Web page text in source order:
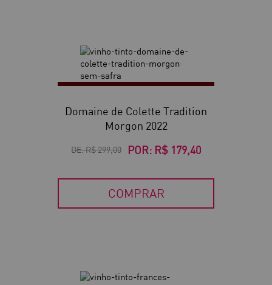
40
Domaine de Colette Tradition
Morgon 2022
DE:R$ 299,00 POR: R$ 179,40
COMPRAR